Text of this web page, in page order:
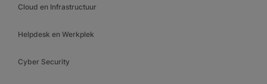
Cloud en Infrastructuur
Helpdesk en Werkplek
Cyber Security